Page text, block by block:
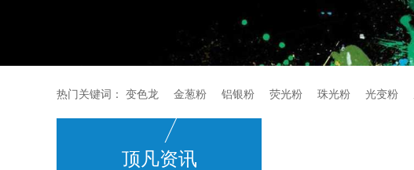
热门关键词： 变色龙 金葱粉 铝银粉 荧光粉 珠光粉 光变粉
顶凡资讯